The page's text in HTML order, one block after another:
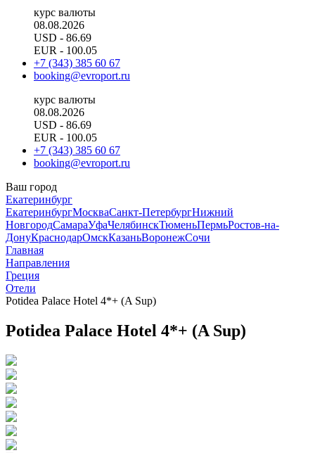
курс валюты
08.08.2026
USD - 86.69
EUR - 100.05
+7 (343) 385 60 67
booking@evroport.ru
курс валюты
08.08.2026
USD - 86.69
EUR - 100.05
+7 (343) 385 60 67
booking@evroport.ru
Ваш город
Екатеринбург
ЕкатеринбургМоскваСанкт-ПетербургНижний
НовгородСамараУфаЧелябинскТюменьПермьРостов-на-
ДонуКраснодарОмскКазаньВоронежСочи
Главная
Направления
Греция
Отели
Potidea Palace Hotel 4*+ (A Sup)
Potidea Palace Hotel 4*+ (A Sup)